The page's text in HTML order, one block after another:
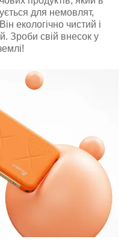
для немовлят,
екологічно чистий і
Зроби свій внесок у